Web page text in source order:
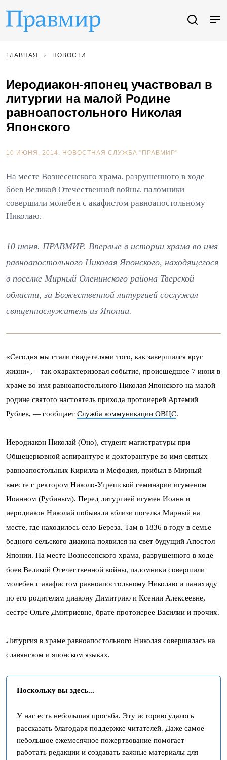
ГЛАВНАЯ НОВОСТИ
Иеродиакон-японец участвовал в
литургии на малой Родине
равноапостольного Николая
Японского
10 ИЮНЯ, 2014. НОВОСТНАЯ СЛУЖБА "ПРАВМИР"
На месте Вознесенского храма, разрушенного в ходе
боев Великой Отечественной войны, паломники
совершили молебен с акафистом равноапостольному
Николаю.
10 июня. ПРАВМИР. Впервые в истории храма во имя
равноапостольного Николая Японского, находящегося
в поселке Мирный Оленинского района Тверской
области, за Божественной литургией сослужил
священнослужитель из Японии.
«Сегодня мы стали свидетелями того, как завершился круг
жизни», – так охарактеризовал событие, происшедшее 7 июня в
храме во имя равноапостольного Николая Японского на малой
родине святого настоятель прихода протоиерей Артемий
Рублев, — сообщает Служба коммуникации ОВЦС.
Иеродиакон Николай (Оно), студент магистратуры при
Общецерковной аспирантуре и докторантуре во имя святых
равноапостольных Кирилла и Мефодия, прибыл в Мирный
вместе с ректором Николо-Угрешской семинарии игуменом
Иоанном (Рубиным). Перед литургией игумен Иоанн и
иеродиакон Николай побывали вблизи поселка Мирный на
месте, где находилось село Береза. Там в 1836 в году в семье
бедного сельского диакона появился на свет будущий Апостол
Японии. На месте Вознесенского храма, разрушенного в ходе
боев Великой Отечественной войны, паломники совершили
молебен с акафистом равноапостольному Николаю и панихиду
по его родителям диакону Димитрию и Ксении Алексеевне,
сестре Ольге Дмитриевне, брате протоиерее Василии и прочих.
Литургия в храме равноапостольного Николая совершалась на
славянском и японском языках.
Поскольку вы здесь...
У нас есть небольшая просьба. Эту историю удалось
рассказать благодаря поддержке читателей. Даже самое
небольшое ежемесячное пожертвование помогает
работать редакции и создавать важные материалы для